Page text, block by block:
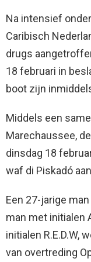
Na intensief
Caribisch
drugs
18 februari in
boot zijn
Middels een
Marechaussee,
dinsdag 18
waf di Piskadó
Een 27-jarige
man met initialen
initialen R.E.D.W,
van overtreding